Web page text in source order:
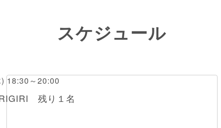
スケジュール
18:30～20:00
残り１名